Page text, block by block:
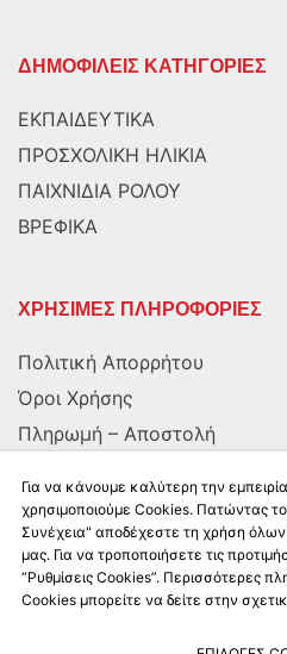
ΔΗΜΟΦΙΛΕΙΣ ΚΑΤΗΓΟΡΙΕΣ
ΕΚΠΑΙΔΕΥΤΙΚΑ
ΠΡΟΣΧΟΛΙΚΗ ΗΛΙΚΙΑ
ΠΑΙΧΝΙΔΙΑ ΡΟΛΟΥ
ΒΡΕΦΙΚΑ
ΧΡΗΣΙΜΕΣ ΠΛΗΡΟΦΟΡΙΕΣ
Πολιτική Απορρήτου
Όροι Χρήσης
Πληρωμή – Αποστολή
ΑΚΟΛΟΥΘΗΣΤΕ ΜΑΣ
Για να κάνουμε καλύτερη την
χρησιμοποιούμε Cookies. Πατώντας
Συνέχεια" αποδέχεστε τη χρήση όλων
μας. Για να τροποποιήσετε τις
“Ρυθμίσεις Cookies”. Περισσότερες
Cookies μπορείτε να δείτε στην